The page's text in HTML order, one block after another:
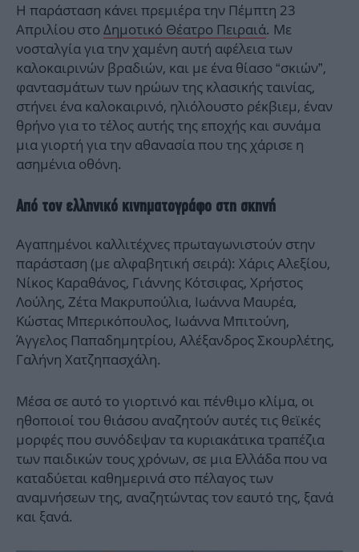
Η παράσταση κάνει πρεμιέρα την Πέμπτη 23
Απριλίου στο Δημοτικό Θέατρο Πειραιά. Με
νοσταλγία για την χαμένη αυτή αφέλεια των
καλοκαιρινών βραδιών, και με ένα θίασο “σκιών”,
φαντασμάτων των ηρώων της κλασικής ταινίας,
στήνει ένα καλοκαιρινό, ηλιόλουστο ρέκβιεμ, έναν
θρήνο για το τέλος αυτής της εποχής και συνάμα
μια γιορτή για την αθανασία που της χάρισε η
ασημένια οθόνη.
Από τον ελληνικό κινηματογράφο στη σκηνή
Αγαπημένοι καλλιτέχνες πρωταγωνιστούν στην
παράσταση (με αλφαβητική σειρά): Χάρις Αλεξίου,
Νίκος Καραθάνος, Γιάννης Κότσιφας, Χρήστος
Λούλης, Ζέτα Μακρυπούλια, Ιωάννα Μαυρέα,
Κώστας Μπερικόπουλος, Ιωάννα Μπιτούνη,
Άγγελος Παπαδημητρίου, Αλέξανδρος Σκουρλέτης,
Γαλήνη Χατζηπασχάλη.
Μέσα σε αυτό το γιορτινό και πένθιμο κλίμα, οι
ηθοποιοί του θιάσου αναζητούν αυτές τις θεϊκές
μορφές που συνόδεψαν τα κυριακάτικα τραπέζια
των παιδικών τους χρόνων, σε μια Ελλάδα που να
καταδύεται καθημερινά στο πέλαγος των
αναμνήσεων της, αναζητώντας τον εαυτό της, ξανά
και ξανά.